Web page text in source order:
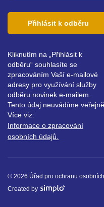
Přihlásit k odběru
Kliknutím na „Přihlásit k
odběru“ souhlasíte se
zpracováním Vaší e-mailové
adresy pro využívání služby
odběru novinek e-mailem.
Tento údaj neuvádíme
Více viz:
Informace o zpracování
osobních údajů.
© 2026 Úřad pro ochranu
Created by